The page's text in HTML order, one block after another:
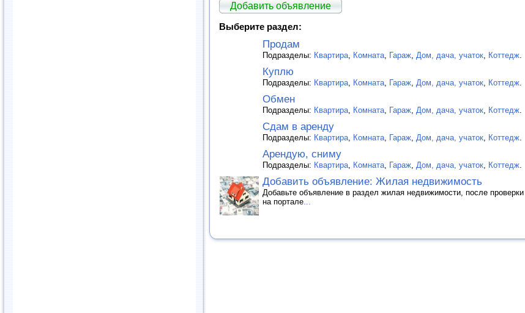
Добавить объявление
Выберите раздел:
Продам
Подразделы: Квартира, Комната, Гараж, Дом, дача, учаток, Коттедж.
Куплю
Подразделы: Квартира, Комната, Гараж, Дом, дача, учаток, Коттедж.
Обмен
Подразделы: Квартира, Комната, Гараж, Дом, дача, учаток, Коттедж.
Сдам в аренду
Подразделы: Квартира, Комната, Гараж, Дом, дача, учаток, Коттедж.
Арендую, сниму
Подразделы: Квартира, Комната, Гараж, Дом, дача, учаток, Коттедж.
Добавить объявление: Жилая недвижимость
Добавьте объявление в раздел жилая недвижимости, после
на портале...